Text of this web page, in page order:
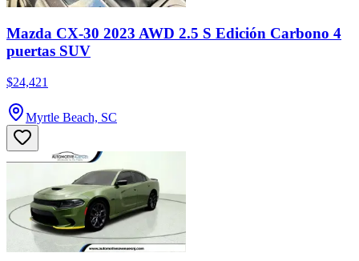
Mazda CX-30 2023 AWD 2.5 S Edición Carbono 4
puertas SUV
$24,421
Myrtle Beach, SC